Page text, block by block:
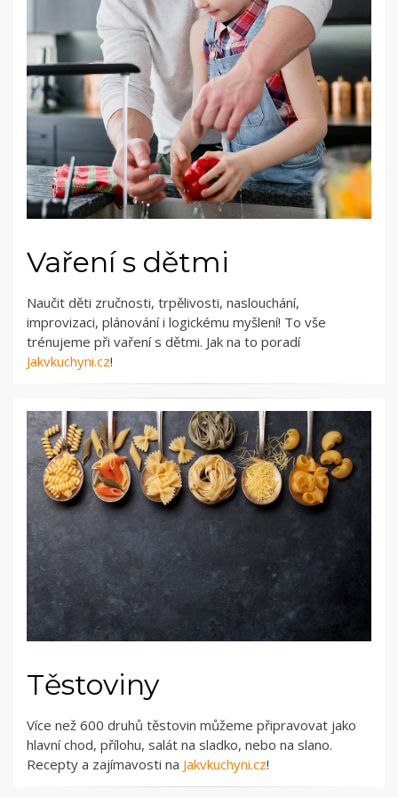
Vaření s dětmi
Naučit děti zručnosti, trpělivosti, naslouchání,
improvizaci, plánování i logickému myšlení! To vše
trénujeme při vaření s dětmi. Jak na to poradí
Jakvkuchyni.cz!
Těstoviny
Více než 600 druhů těstovin můžeme připravovat jako
hlavní chod, přílohu, salát na sladko, nebo na slano.
Recepty a zajímavosti na Jakvkuchyni.cz!